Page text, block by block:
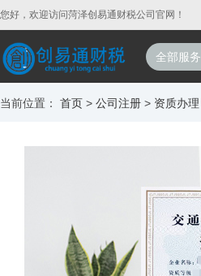
您好，欢迎访问菏泽创易通财税公司官网！
全部服务
当前位置： 首页 > 公司注册 > 资质办理